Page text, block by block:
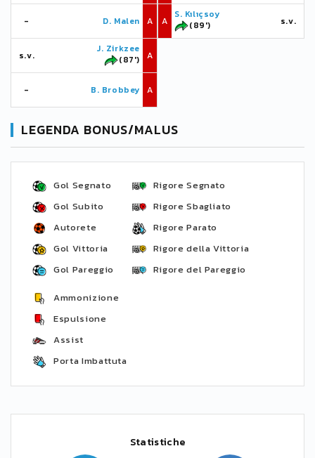
- D. Malen A
s.v.
J. Zirkzee
(87')
A
- B. Brobbey A
A
S. Kılıçsoy
(89')
s.v.
LEGENDA BONUS/MALUS
Gol Segnato
Gol Subito
Autorete
Gol Vittoria
Gol Pareggio
Rigore Segnato
Rigore Sbagliato
Rigore Parato
Rigore della Vittoria
Rigore del Pareggio
Ammonizione
Espulsione
Assist
Porta Imbattuta
Statistiche